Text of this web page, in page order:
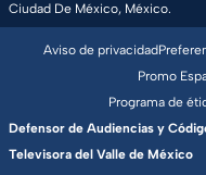
Ciudad De México, México.
Aviso de privacidad
Promo
Programa de
Defensor de Audiencias y
Televisora del Valle de México